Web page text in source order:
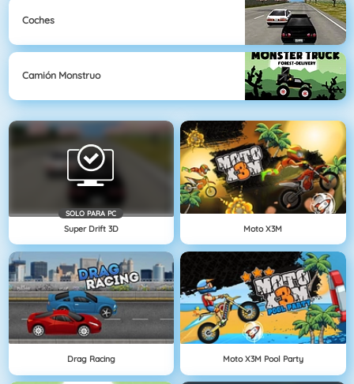
Coches
Camión Monstruo
SOLO PARA PC
Super Drift 3D Moto X3M
Drag Racing Moto X3M Pool Party